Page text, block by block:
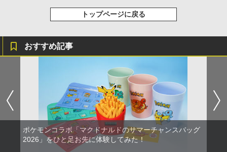
トップページに戻る
おすすめ記事
ポケモンコラボ「マクドナルドのサマーチャンスバッグ
2026」をひと足お先に体験してみた！